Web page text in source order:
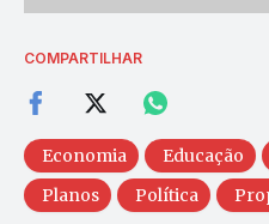
COMPARTILHAR
Economia Educação
Planos
Política